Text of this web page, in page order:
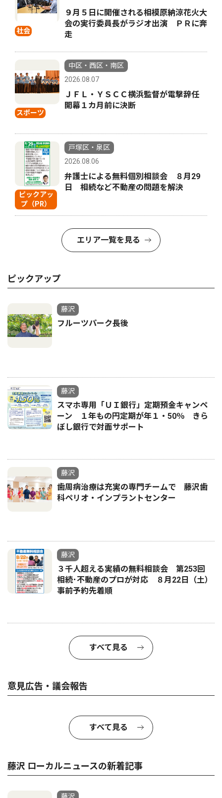
社会
９月５日に開催される相模原納涼花火大
会の実行委員長がラジオ出演 ＰＲに奔
走
スポーツ
中区・西区・南区
2026.08.07
ＪＦＬ・ＹＳＣＣ横浜監督が電撃辞任
開幕１カ月前に決断
ピックアッ
プ（PR）
戸塚区・泉区
2026.08.06
弁護士による無料個別相談会 ８月29
日 相続など不動産の問題を解決
エリア一覧を見る
ピックアップ
藤沢
フルーツパーク長後
藤沢
スマホ専用「ＵＩ銀行」定期預金キャンペ
ーン １年もの円定期が年１・50％ きら
ぼし銀行で対面サポート
藤沢
歯周病治療は充実の専門チームで 藤沢歯
科ペリオ・インプラントセンター
藤沢
３千人超える実績の無料相談会 第253回
相続･不動産のプロが対応 ８月22日（土）
事前予約先着順
すべて見る
意見広告・議会報告
すべて見る
藤沢 ローカルニュースの新着記事